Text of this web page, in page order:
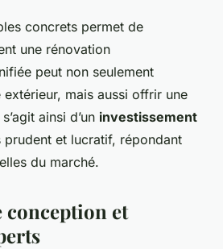
concrets permet de
une rénovation
peut non seulement
extérieur, mais aussi offrir une
ainsi d’un investissement
prudent et lucratif, répondant
du marché.
conception et